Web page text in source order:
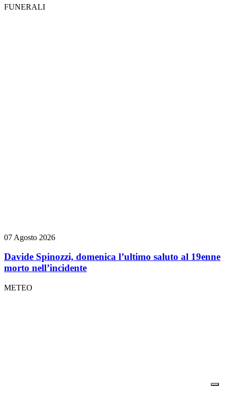
FUNERALI
07 Agosto 2026
Davide Spinozzi, domenica l’ultimo saluto al 19enne
morto nell’incidente
METEO